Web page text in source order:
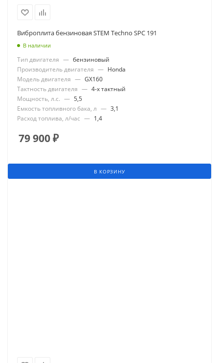
Виброплита бензиновая STEM Techno SPC 191
В наличии
Тип двигателя — бензиновый
Производитель двигателя — Honda
Модель двигателя — GX160
Тактность двигателя — 4-х тактный
Мощность, л.с. — 5,5
Емкость топливного бака, л — 3,1
Расход топлива, л/час — 1,4
79 900₽
В КОРЗИНУ